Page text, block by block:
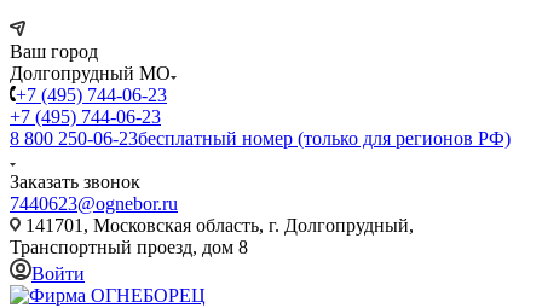
Ваш город
Долгопрудный МО
+7 (495) 744-06-23
+7 (495) 744-06-23
8 800 250-06-23бесплатный номер (только для регионов РФ)
Заказать звонок
7440623@ognebor.ru
141701, Московская область, г. Долгопрудный,
Транспортный проезд, дом 8
Войти